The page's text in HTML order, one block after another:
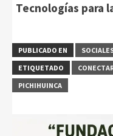
Tecnologías para
PUBLICADO EN
ETIQUETADO
PICHIHUINCA